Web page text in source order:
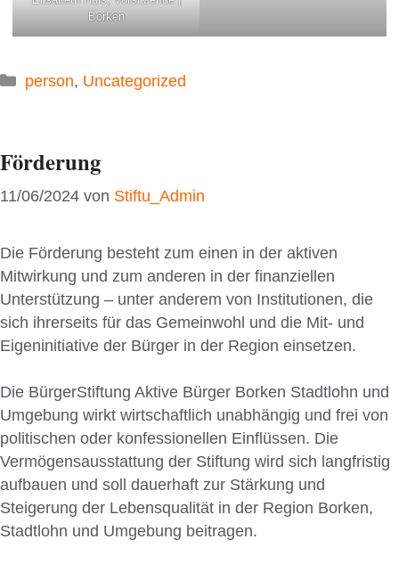
Borken
Kategorien
person, Uncategorized
Förderung
11/06/2024 von Stiftu_Admin
Die Förderung besteht zum einen in der aktiven
Mitwirkung und zum anderen in der finanziellen
Unterstützung – unter anderem von Institutionen, die
sich ihrerseits für das Gemeinwohl und die Mit- und
Eigeninitiative der Bürger in der Region einsetzen.
Die BürgerStiftung Aktive Bürger Borken Stadtlohn und
Umgebung wirkt wirtschaftlich unabhängig und frei von
politischen oder konfessionellen Einflüssen. Die
Vermögensausstattung der Stiftung wird sich langfristig
aufbauen und soll dauerhaft zur Stärkung und
Steigerung der Lebensqualität in der Region Borken,
Stadtlohn und Umgebung beitragen.